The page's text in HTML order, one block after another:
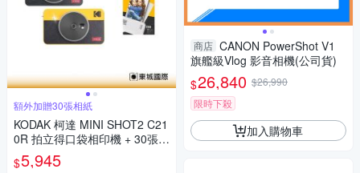
額外加贈30張相紙
KODAK 柯達 MINI SHOT2 C21
0R 拍立得口袋相印機 + 30張相
紙組 公司貨
$5,945
商店 CANON PowerShot V1
旗艦級Vlog 影音相機(公司貨)
$26,840 $26,990
限時下殺
加入購物車